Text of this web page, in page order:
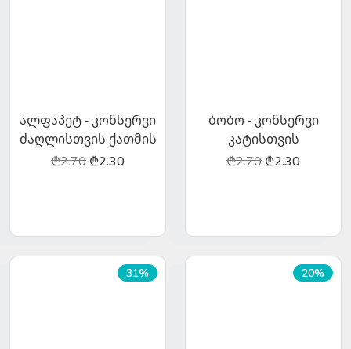
ალფაპეტ - კონსერვი
ძაღლისთვის ქათმის
ხორცით 400გრ
₾2.70 ₾2.30
ბობო - კონსერვი
კატისთვის
ინდაურის ხორცით
₾2.70 ₾2.30
31% 20%